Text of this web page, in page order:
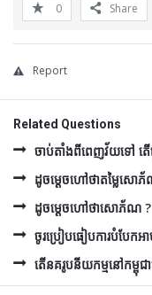
0 Share
Report
Related Questions
ចាប់តាំងពីពេញវ័យទៅ តើ
ដូចម្ដេចហៅថាតម្លៃសោ
ដូចម្ដេចហៅថាសោភ័ណ ?
ចូរប្រៀបធៀបការបំបែកអ
តើនគរូបនីយកម្មនៅកម្ពុជា